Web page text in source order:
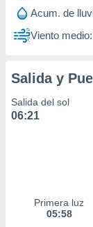
Acum. de
Viento medio:
Salida y
Salida del sol
06:21
Primera luz
05:58